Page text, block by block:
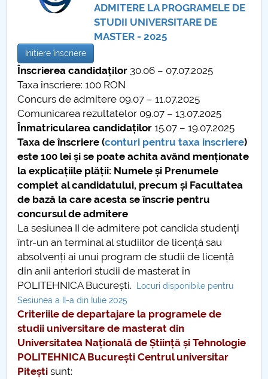
Proiect SU-ETIC
Personal data protection
UPIT for the community
IOSUD/CSUD – PhD studies
Comisie de etica unversitară
Evenimente CUP
Accesibilitate pentru studenții cu dizabilități
Raportul Conducerii Centrului Universitar Pitești
privind implementarea Planului Operațional 2020-
2024
Parteneri CUP
Centrul de Consiliere și Orientare în Carieră
Chestionar angajabilitate ALUMNI – UPB
CAR2026
ADMITERE LA PROGRAMELE DE
STUDII UNIVERSITARE DE
MASTER - 2025
Inițiere înscriere
Înscrierea candidaților 30.06 – 07.07.2025
Taxa înscriere: 100 RON
Concurs de admitere 09.07 – 11.07.2025
Comunicarea rezultatelor 09.07 – 13.07.2025
Înmatricularea candidaților15.07 – 19.07.2025
Taxa de înscriere (conturi pentru taxa inscriere)
este 100 lei și se poate achita având menționate
la explicațiile plății: Numele și Prenumele
complet al candidatului, precum și Facultatea
de bază la care acesta se înscrie pentru
concursul de admitere
La sesiunea II de admitere pot candida studenți
într-un an terminal al studiilor de licență sau
absolvenți ai unui program de studii de licență
din anii anteriori studii de masterat în
POLITEHNICA București.
Locuri disponibile pentru
Sesiunea a II-a din Iulie 2025
Criteriile de departajare la programele de
studii universitare de masterat din
Universitatea Națională de Știință și Tehnologie
POLITEHNICA București Centrul universitar
Pitești sunt: